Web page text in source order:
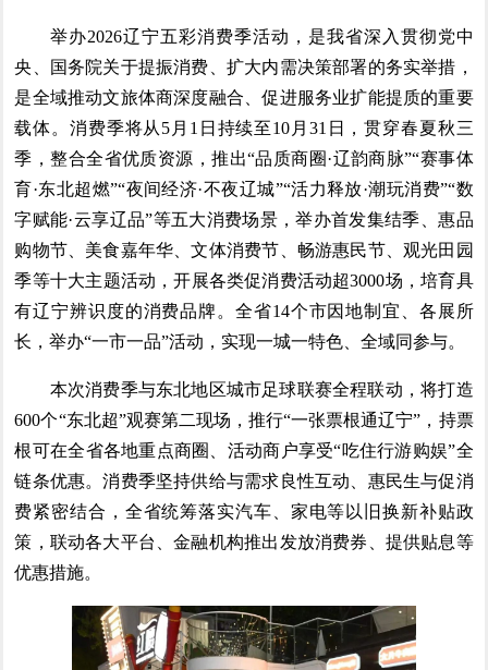
举办2026辽宁五彩消费季活动，是我省深入贯彻党中
央、国务院关于提振消费、扩大内需决策部署的务实举措，
是全域推动文旅体商深度融合、促进服务业扩能提质的重要
载体。消费季将从5月1日持续至10月31日，贯穿春夏秋三
季，整合全省优质资源，推出“品质商圈·辽韵商脉”“赛事体
育·东北超燃”“夜间经济·不夜辽城”“活力释放·潮玩消费”“数
字赋能·云享辽品”等五大消费场景，举办首发集结季、惠品
购物节、美食嘉年华、文体消费节、畅游惠民节、观光田园
季等十大主题活动，开展各类促消费活动超3000场，培育具
有辽宁辨识度的消费品牌。全省14个市因地制宜、各展所
长，举办“一市一品”活动，实现一城一特色、全域同参与。
本次消费季与东北地区城市足球联赛全程联动，将打造
600个“东北超”观赛第二现场，推行“一张票根通辽宁”，持票
根可在全省各地重点商圈、活动商户享受“吃住行游购娱”全
链条优惠。消费季坚持供给与需求良性互动、惠民生与促消
费紧密结合，全省统筹落实汽车、家电等以旧换新补贴政
策，联动各大平台、金融机构推出发放消费券、提供贴息等
优惠措施。